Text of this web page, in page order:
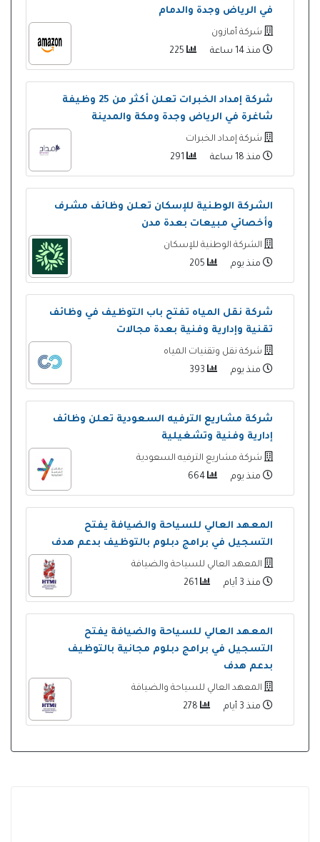
في الرياض وجدة والدمام
شركة أمازون
منذ 14 ساعة
شركة إمداد الخبرات تعلن أكثر من 25 وظيفة
شاغرة في الرياض وجدة ومكة والمدينة
شركة إمداد الخبرات
منذ 18 ساعة
الشركة الوطنية للإسكان تعلن وظائف مشرف
وأخصائي مبيعات بعدة مدن
الشركة الوطنية للإسكان
منذ يوم
شركة نقل المياه تفتح باب التوظيف في وظائف
تقنية وإدارية وفنية بعدة مجالات
شركة نقل وتقنيات المياه
منذ يوم
شركة مشاريع الترفيه السعودية تعلن وظائف
إدارية وفنية وتشغيلية
شركة مشاريع الترفيه السعودية
منذ يوم
المعهد العالي للسياحة والضيافة يفتح
التسجيل في برامج دبلوم بالتوظيف بدعم هدف
المعهد العالي للسياحة والضيافة
منذ 3 أيام
المعهد العالي للسياحة والضيافة يفتح
التسجيل في برامج دبلوم مجانية بالتوظيف
بدعم هدف
المعهد العالي للسياحة والضيافة
منذ 3 أيام